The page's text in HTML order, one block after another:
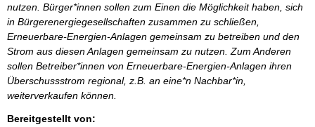
nutzen. Bürger*innen sollen zum Einen die Möglichkeit haben, sich
in Bürgerenergiegesellschaften zusammen zu schließen,
Erneuerbare-Energien-Anlagen gemeinsam zu betreiben und den
Strom aus diesen Anlagen gemeinsam zu nutzen. Zum Anderen
sollen Betreiber*innen von Erneuerbare-Energien-Anlagen ihren
Überschussstrom regional, z.B. an eine*n Nachbar*in,
weiterverkaufen können.
Bereitgestellt von: